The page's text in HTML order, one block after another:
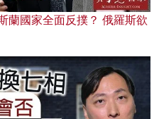
蘭國家全面反撲？ 俄羅斯欲